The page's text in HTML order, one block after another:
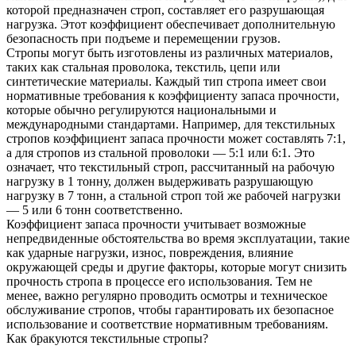
которой предназначен строп, составляет его разрушающая
нагрузка. Этот коэффициент обеспечивает дополнительную
безопасность при подъеме и перемещении грузов.
Стропы могут быть изготовлены из различных материалов,
таких как стальная проволока, текстиль, цепи или
синтетические материалы. Каждый тип стропа имеет свои
нормативные требования к коэффициенту запаса прочности,
которые обычно регулируются национальными и
международными стандартами. Например, для текстильных
стропов коэффициент запаса прочности может составлять 7:1,
а для стропов из стальной проволоки — 5:1 или 6:1. Это
означает, что текстильный строп, рассчитанный на рабочую
нагрузку в 1 тонну, должен выдерживать разрушающую
нагрузку в 7 тонн, а стальной строп той же рабочей нагрузки
— 5 или 6 тонн соответственно.
Коэффициент запаса прочности учитывает возможные
непредвиденные обстоятельства во время эксплуатации, такие
как ударные нагрузки, износ, повреждения, влияние
окружающей среды и другие факторы, которые могут снизить
прочность стропа в процессе его использования. Тем не
менее, важно регулярно проводить осмотры и техническое
обслуживание стропов, чтобы гарантировать их безопасное
использование и соответствие нормативным требованиям.
Как бракуются текстильные стропы?